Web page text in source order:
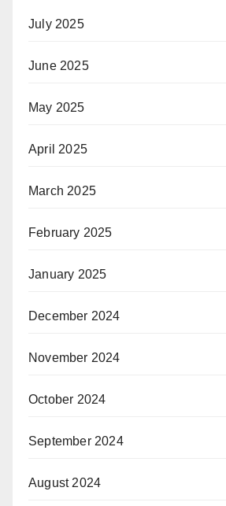
July 2025
June 2025
May 2025
April 2025
March 2025
February 2025
January 2025
December 2024
November 2024
October 2024
September 2024
August 2024